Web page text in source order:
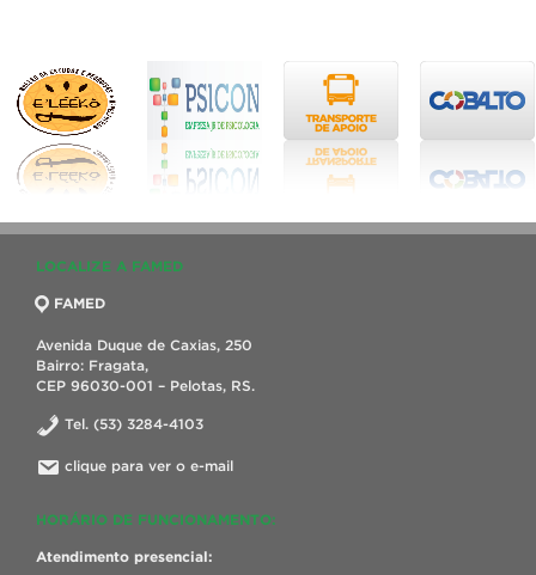
LOCALIZE A FAMED
FAMED
Avenida Duque de Caxias, 250
Bairro: Fragata,
CEP 96030-001 – Pelotas, RS.
Tel. (53) 3284-4103
clique para ver o e-mail
HORÁRIO DE FUNCIONAMENTO:
Atendimento presencial: